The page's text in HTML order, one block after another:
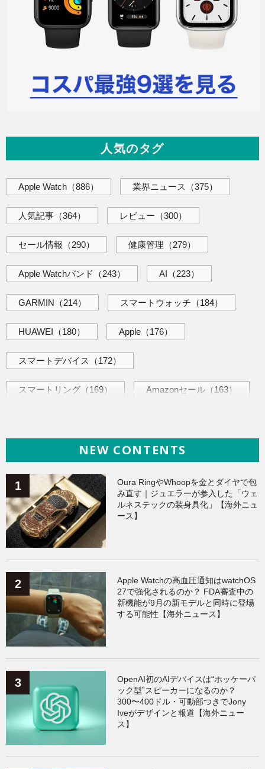
人気のタグ
Apple Watch （886） 業界ニュース （375）
人気記事 （364） レビュー （300）
セール情報 （290） 健康管理 （279）
Apple Watchバンド （243） AI （223）
GARMIN （214） スマートウォッチ （184）
HUAWEI （180） Apple （176）
スマートデバイス （172）
スマートリング （169） Amazonセール （163）
ヘルスケア（140）
Galaxy（136）
ワークアウト（131）
AppleWatchアクセサリー
Xiaomi（119）
NEW CONTENTS
Oura RingやWhoopを金とダイヤで包
み直す｜ジュエラーが参入した「ウェ
ルネステックの装身具化」【海外ニュ
ース】
Apple Watchの高血圧通知はwatchOS
27で強化されるのか？ FDA審査中の
新機能が9月の新モデルと同時に登場
する可能性【海外ニュース】
OpenAI初のAIデバイスは“ホッケーパ
ック型”スピーカーになるのか？
300〜400ドル・可動部つきでJony
Iveがデザインと報道【海外ニュー
ス】